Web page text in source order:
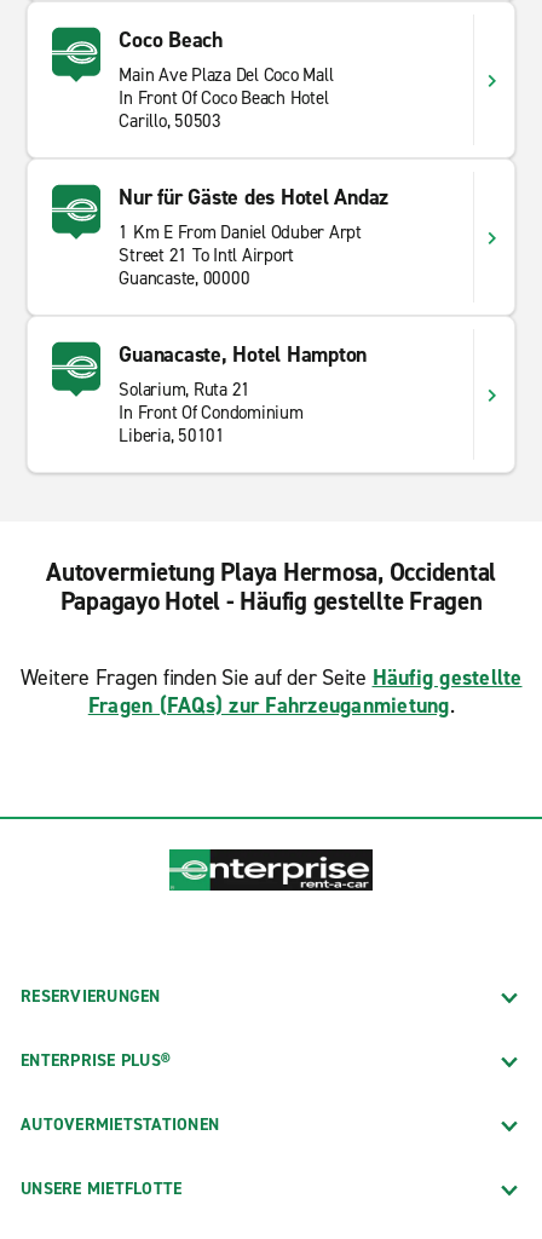
Coco Beach
Main Ave Plaza Del Coco Mall
In Front Of Coco Beach Hotel
Carillo, 50503
Nur für Gäste des Hotel Andaz
1 Km E From Daniel Oduber Arpt
Street 21 To Intl Airport
Guancaste, 00000
Guanacaste, Hotel Hampton
Solarium, Ruta 21
In Front Of Condominium
Liberia, 50101
Autovermietung Playa Hermosa, Occidental
Papagayo Hotel - Häufig gestellte Fragen
Weitere Fragen finden Sie auf der Seite Häufig gestellte
Fragen (FAQs) zur Fahrzeuganmietung.
RESERVIERUNGEN
ENTERPRISE PLUS®
AUTOVERMIETSTATIONEN
UNSERE MIETFLOTTE